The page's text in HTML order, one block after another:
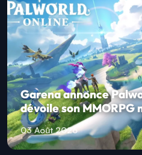
Garena annonce
dévoile son
03 Août 2026